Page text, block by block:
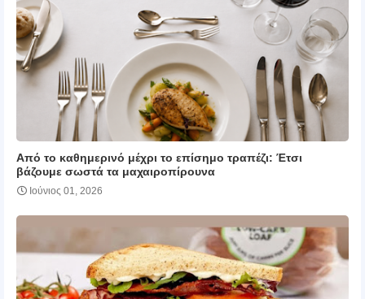
Από το καθημερινό μέχρι το επίσημο τραπέζι: Έτσι
βάζουμε σωστά τα μαχαιροπίρουνα
Ιούνιος 01, 2026